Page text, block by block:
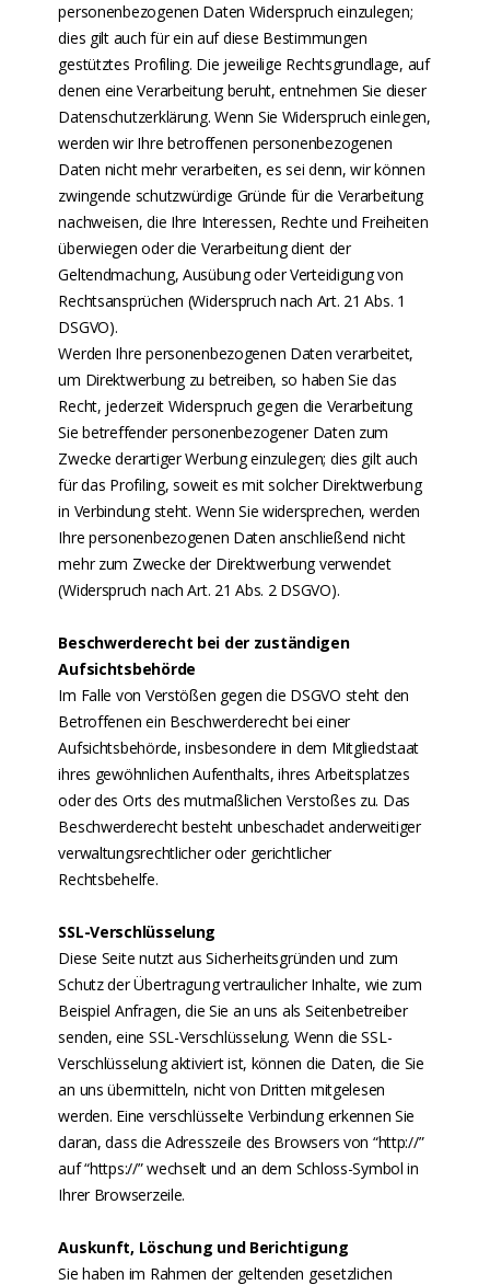
personenbezogenen Daten Widerspruch einzulegen;
dies gilt auch für ein auf diese Bestimmungen
gestütztes Profiling. Die jeweilige Rechtsgrundlage, auf
denen eine Verarbeitung beruht, entnehmen Sie dieser
Datenschutzerklärung. Wenn Sie Widerspruch einlegen,
werden wir Ihre betroffenen personenbezogenen
Daten nicht mehr verarbeiten, es sei denn, wir können
zwingende schutzwürdige Gründe für die Verarbeitung
nachweisen, die Ihre Interessen, Rechte und Freiheiten
überwiegen oder die Verarbeitung dient der
Geltendmachung, Ausübung oder Verteidigung von
Rechtsansprüchen (Widerspruch nach Art. 21 Abs. 1
DSGVO).
Werden Ihre personenbezogenen Daten verarbeitet,
um Direktwerbung zu betreiben, so haben Sie das
Recht, jederzeit Widerspruch gegen die Verarbeitung
Sie betreffender personenbezogener Daten zum
Zwecke derartiger Werbung einzulegen; dies gilt auch
für das Profiling, soweit es mit solcher Direktwerbung
in Verbindung steht. Wenn Sie widersprechen, werden
Ihre personenbezogenen Daten anschließend nicht
mehr zum Zwecke der Direktwerbung verwendet
(Widerspruch nach Art. 21 Abs. 2 DSGVO).
Beschwerderecht bei der zuständigen
Aufsichtsbehörde
Im Falle von Verstößen gegen die DSGVO steht den
Betroffenen ein Beschwerderecht bei einer
Aufsichtsbehörde, insbesondere in dem Mitgliedstaat
ihres gewöhnlichen Aufenthalts, ihres Arbeitsplatzes
oder des Orts des mutmaßlichen Verstoßes zu. Das
Beschwerderecht besteht unbeschadet anderweitiger
verwaltungsrechtlicher oder gerichtlicher
Rechtsbehelfe.
SSL-Verschlüsselung
Diese Seite nutzt aus Sicherheitsgründen und zum
Schutz der Übertragung vertraulicher Inhalte, wie zum
Beispiel Anfragen, die Sie an uns als Seitenbetreiber
senden, eine SSL-Verschlüsselung. Wenn die SSL-
Verschlüsselung aktiviert ist, können die Daten, die Sie
an uns übermitteln, nicht von Dritten mitgelesen
werden. Eine verschlüsselte Verbindung erkennen Sie
daran, dass die Adresszeile des Browsers von “http://”
auf “https://” wechselt und an dem Schloss-Symbol in
Ihrer Browserzeile.
Auskunft, Löschung und Berichtigung
Sie haben im Rahmen der geltenden gesetzlichen